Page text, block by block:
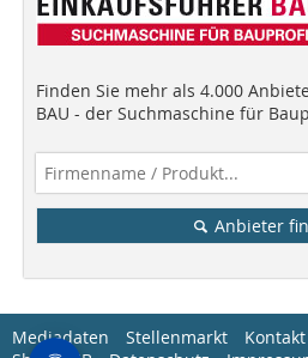
Finden Sie mehr als 4.000
BAU - der Suchmaschine für
Anbieter
Mediadaten Stellenmarkt